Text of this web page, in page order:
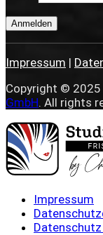
Anmelden
Impressum |
Copyright © 2025
GmbH. All rights
Impressum